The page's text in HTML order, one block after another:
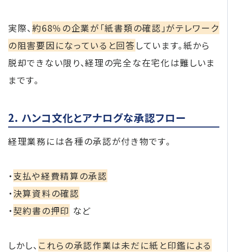
実際、 約68％の企業が「紙書類の確認」がテレワーク
の阻害要因になっていると回答 しています。紙から
脱却できない限り、経理の完全な在宅化は難しいま
まです。
2. ハンコ文化とアナログな承認フロー
経理業務には各種の承認が付き物です。
・支払や経費精算の承認
・決算資料の確認
・契約書の押印 など
しかし、 これらの承認作業は未だに紙と印鑑による